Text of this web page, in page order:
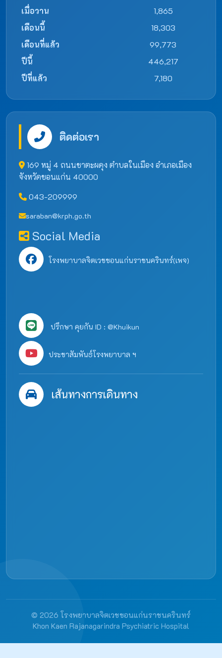
เมื่อวาน
1,865
เดือนนี้
18,303
เดือนที่แล้ว
99,773
ปีนี้
446,217
ปีที่แล้ว
7,180
ติดต่อเรา
169 หมู่ 4 ถนนชาตะผดุง ตำบลในเมือง อำเภอเมือง
จังหวัดขอนแก่น 40000
043-209999
saraban@krph.go.th
Social Media
โรงพยาบาลจิตเวชขอนแก่นราชนครินทร์(เพจ)
ปรึกษา คุยกัน ID : @Khuikun
ประชาสัมพันธ์โรงพยาบาล ฯ
เส้นทางการเดินทาง
© 2026 โรงพยาบาลจิตเวชขอนแก่นราชนครินทร์
Khon Kaen Rajanagarindra Psychiatric Hospital